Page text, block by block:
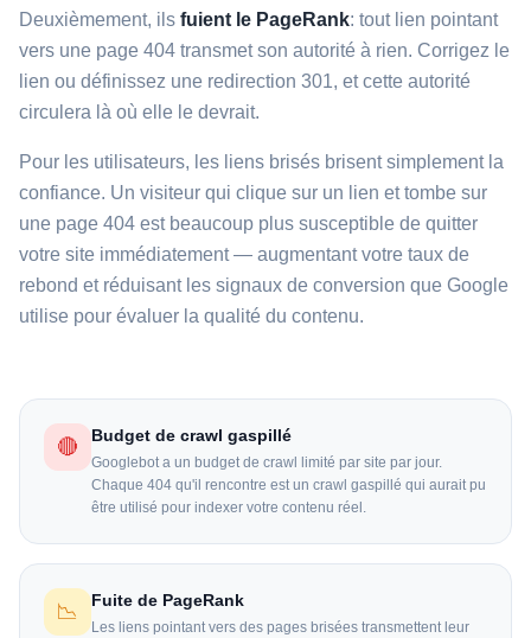
Deuxièmement, ils fuient le PageRank: tout lien pointant
vers une page 404 transmet son autorité à rien. Corrigez le
lien ou définissez une redirection 301, et cette autorité
circulera là où elle le devrait.
Pour les utilisateurs, les liens brisés brisent simplement la
confiance. Un visiteur qui clique sur un lien et tombe sur
une page 404 est beaucoup plus susceptible de quitter
votre site immédiatement — augmentant votre taux de
rebond et réduisant les signaux de conversion que Google
utilise pour évaluer la qualité du contenu.
🔴 Budget de crawl gaspillé
Googlebot a un budget de crawl limité par site par jour.
Chaque 404 qu'il rencontre est un crawl gaspillé qui aurait pu
être utilisé pour indexer votre contenu réel.
📉 Fuite de PageRank
Les liens pointant vers des pages brisées transmettent leur